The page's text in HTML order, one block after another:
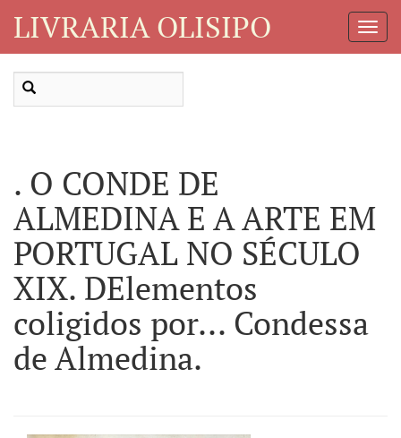
LIVRARIA OLISIPO
. O CONDE DE
ALMEDINA E A ARTE EM
PORTUGAL NO SÉCULO
XIX. DElementos
coligidos por... Condessa
de Almedina.